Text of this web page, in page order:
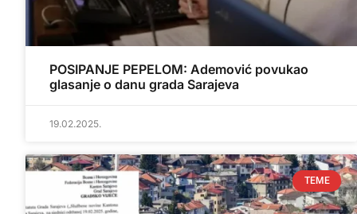
POSIPANJE PEPELOM: Ademović povukao
glasanje o danu grada Sarajeva
19.02.2025.
TEME